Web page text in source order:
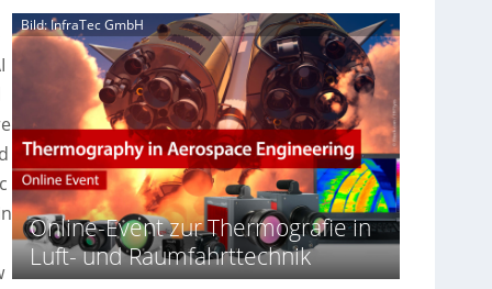
n
S
e
a
t
s
e
r
i
n
z
i
n
M
A
-
e
g
i
‚
H
y
e
r
s
p
e
c
t
a
Bild: InfraTec GmbH
Online-Event zur Thermografie in
Luft- und Raumfahrttechnik